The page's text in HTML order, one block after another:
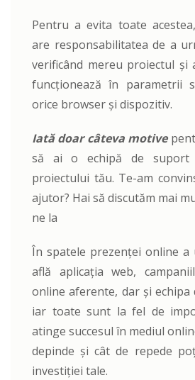
Pentru a evita toate
are responsabilitatea de a
verificând mereu proiectul și
funcționează în parametrii
orice browser și dispozitiv.
Iată doar câteva motive
să ai o echipă de suport
proiectului tău. Te-am
ajutor? Hai să discutăm mai
ne la
În spatele prezenței online a
află aplicația web,
online aferente, dar și
iar toate sunt la fel de
atinge succesul în mediul
depinde și cât de repede
investiției tale.